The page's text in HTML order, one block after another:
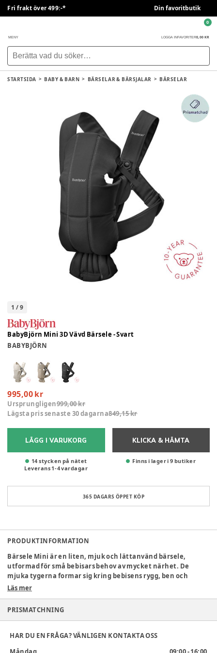
Fri frakt över 499:-* Din favoritbutik
MENY LOGGA IN FAVORITER0,00 KR
0
STARTSIDA BABY & BARN BÄRSELAR & BÄRSJALAR BÄRSELAR
1 /9
BabyBjörn Mini 3D Vävd Bärsele - Svart
BABYBJÖRN
995,00 kr
Ursprungligen999,00 kr
Lägsta pris senaste 30 dagarna849,15 kr
LÄGG I VARUKORG
14 stycken på nätet
Leverans 1-4vardagar
KLICKA & HÄMTA
Finns i lager i 9 butiker
365 DAGARS ÖPPET KÖP
PRODUKTINFORMATION
Bärsele Mini är en liten, mjuk och lättanvänd bärsele,
utformad för små bebisars behov av mycket närhet. De
mjuka tygerna formar sig kring bebisens rygg, ben och
höfter och ger ett bra stöd. Genom tyget kan man som
huvudstöd.
Bärsele Mini är enkel att ta av och på, och passar att bära i
Läs mer
PRISMATCHNING
HAR DU EN FRÅGA? VÄNLIGEN KONTAKTA OSS